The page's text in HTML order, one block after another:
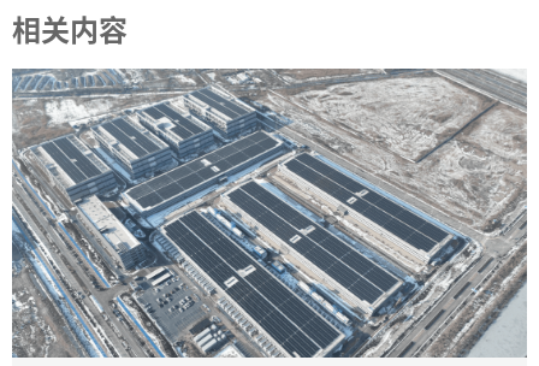
相关内容